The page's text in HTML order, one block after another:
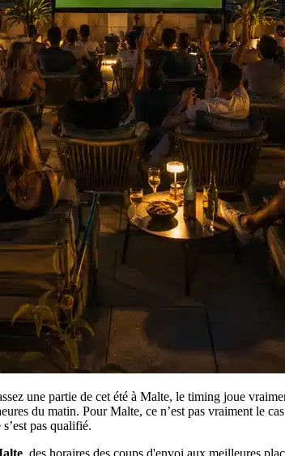
une partie de cet été à Malte, le timing joue
du matin. Pour Malte, ce n’est pas vraiment le
pas qualifié.
, des horaires des coups d'envoi aux meilleures